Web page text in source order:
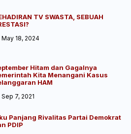
TV SWASTA, SEBUAH
May 18, 2024
Hitam dan Gagalnya
Kita Menangani Kasus
HAM
Sep 7, 2021
Panjang Rivalitas Partai Demokrat
PDIP